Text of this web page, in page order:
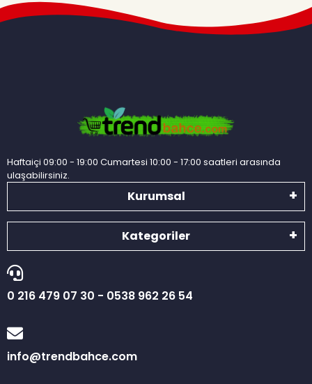
Haftaiçi 09:00 - 19:00 Cumartesi 10:00 - 17:00 saatleri arasında
ulaşabilirsiniz.
Kurumsal
Kategoriler
0 216 479 07 30 - 0538 962 26 54
info@trendbahce.com